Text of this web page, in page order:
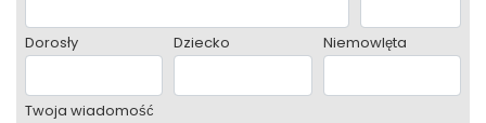
Dorosły Dziecko Niemowlęta
Twoja wiadomość